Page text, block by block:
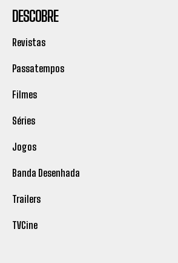
DESCOBRE
Revistas
Passatempos
Filmes
Séries
Jogos
Banda Desenhada
Trailers
TVCine